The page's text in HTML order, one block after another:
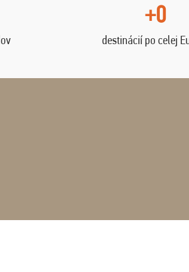
+0
destinácií po celej